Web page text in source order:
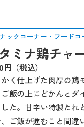
ックコーナー・フードコ
ミナ鶏チャ
円（税込）
く仕上げた肉厚の鶏
ご飯の上にどかんとダ
した。甘辛い特製たれ
ご飯が進むこと間違